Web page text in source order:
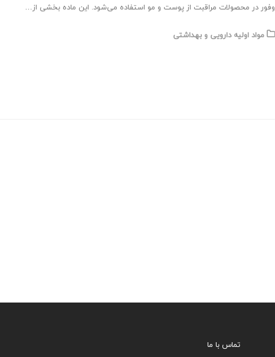
وفور در محصولات مراقبت از پوست و مو استفاده می‌شود. این ماده بخشی از…
مواد اولیه دارویی و بهداشتی
تماس با ما